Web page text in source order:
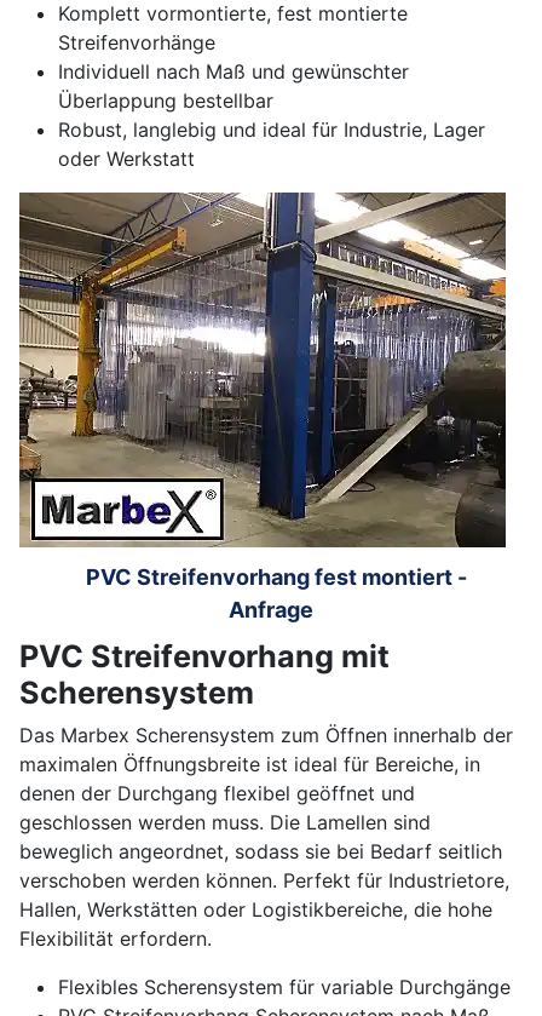
Komplett vormontierte, fest montierte
Streifenvorhänge
Individuell nach Maß und gewünschter
Überlappung bestellbar
Robust, langlebig und ideal für Industrie, Lager
oder Werkstatt
PVC Streifenvorhang fest montiert -
Anfrage
PVC Streifenvorhang mit
Scherensystem
Das Marbex Scherensystem zum Öffnen innerhalb der
maximalen Öffnungsbreite ist ideal für Bereiche, in
denen der Durchgang flexibel geöffnet und
geschlossen werden muss. Die Lamellen sind
beweglich angeordnet, sodass sie bei Bedarf seitlich
verschoben werden können. Perfekt für Industrietore,
Hallen, Werkstätten oder Logistikbereiche, die hohe
Flexibilität erfordern.
Flexibles Scherensystem für variable Durchgänge